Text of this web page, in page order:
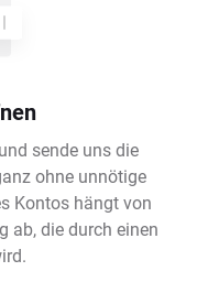
sende uns die
ohne unnötige
Kontos hängt von
ab, die durch einen